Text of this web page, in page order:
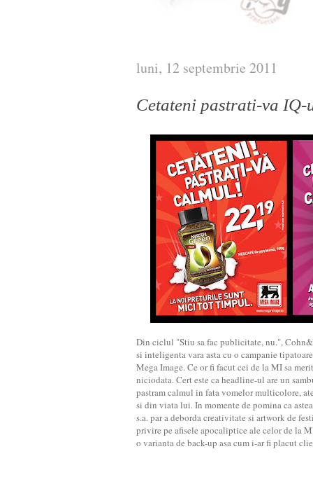
luni, 12 septembrie 2011
Cetateni pastrati-va IQ-
Din ciclul "Stiu sa fac publicitate, nu.",
si inteligenta vara asta cu o campanie
Mega Image. Ce or fi facut cei de la MI sa
niciodata. Cert este ca headline-ul are un
pastram calmul in fata vomelor multicolore,
si din viata lui. In momente de pomina ca
s.a. par a deborda creativitate si artwork de
privire pe afisele apocaliptice ale celor de la
o varianta de back-up asa cum i-ar fi placut